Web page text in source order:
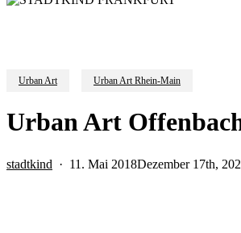
Urban Art Urban Art Rhein-Main
Urban Art
stadtkind 11. Mai 2018Dezember 17th,